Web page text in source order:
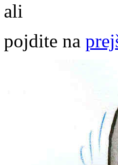
ali
pojdite na